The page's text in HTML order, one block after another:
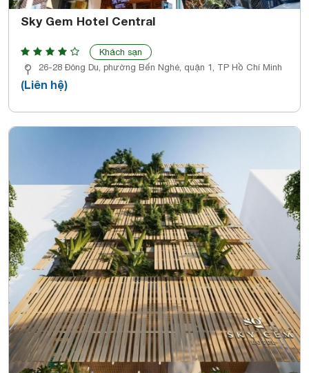
Sky Gem Hotel Central
Khách sạn
26-28 Đông Du, phường Bến Nghé, quận 1, TP Hồ Chí Minh
(Liên hệ)